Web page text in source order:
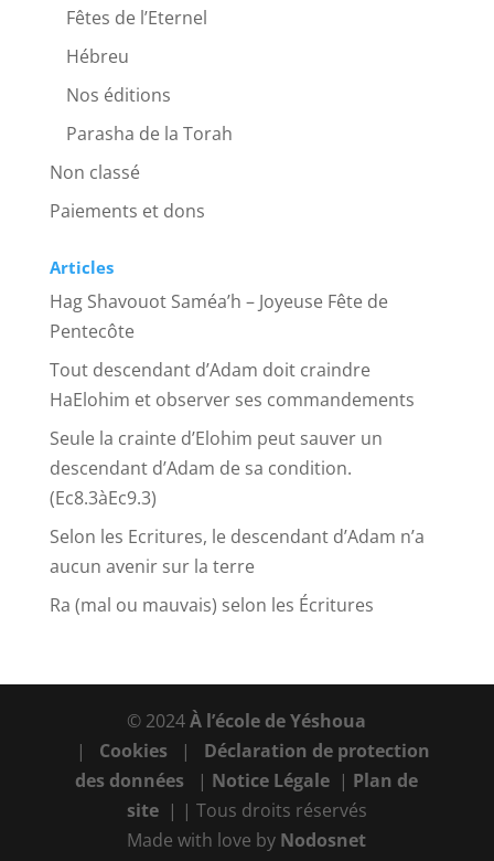
Fêtes de l’Eternel
Hébreu
Nos éditions
Parasha de la Torah
Non classé
Paiements et dons
Articles
Hag Shavouot Saméa’h – Joyeuse Fête de
Pentecôte
Tout descendant d’Adam doit craindre
HaElohim et observer ses commandements
Seule la crainte d’Elohim peut sauver un
descendant d’Adam de sa condition.
(Ec8.3àEc9.3)
Selon les Ecritures, le descendant d’Adam n’a
aucun avenir sur la terre
Ra (mal ou mauvais) selon les Écritures
© 2024À l’école de Yéshoua
| Cookies | Déclaration de protection
des données | Notice Légale | Plan de
site| | Tous droits réservés
Made with love by Nodosnet